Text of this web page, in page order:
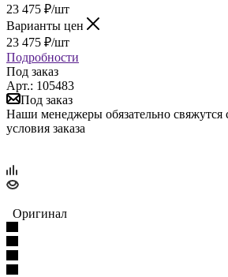
23 475 ₽/шт
Варианты цен
23 475 ₽/шт
Подробности
Под заказ
Арт.: 105483
Под заказ
Наши менеджеры обязательно свяжутся
условия заказа
Оригинал